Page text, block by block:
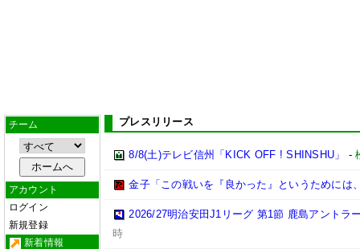
チーム
アカウント
ログイン
新規登録
新着情報
プレスリリース
8/8(土)テレビ信州「KICK OFF ! SHINSHU」 -
金子「この戦いを『良かった』というためには
2026/27明治安田J1リーグ 第1節 鹿島アントラ
時